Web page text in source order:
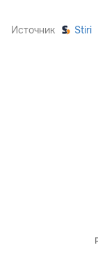
Источник Stiri